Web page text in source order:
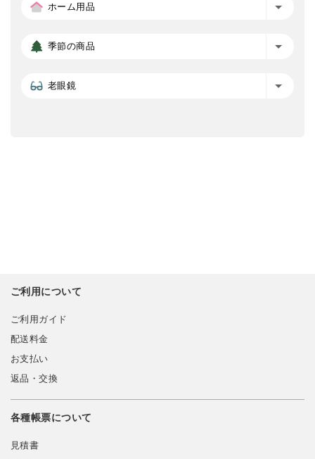
ホーム用品
季節の商品
老眼鏡
ご利用について
ご利用ガイド
配送料金
お支払い
返品・交換
各種帳票について
見積書